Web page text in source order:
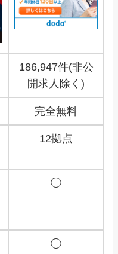
186,947件(非公
開求人除く)
完全無料
12拠点
◯
◯